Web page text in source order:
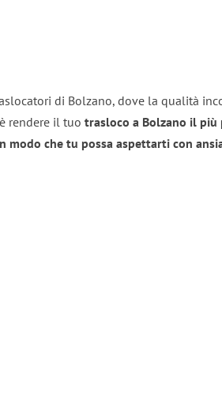
di Bolzano, dove la qualità
rendere il tuo trasloco a Bolzano il più
modo che tu possa aspettarti con